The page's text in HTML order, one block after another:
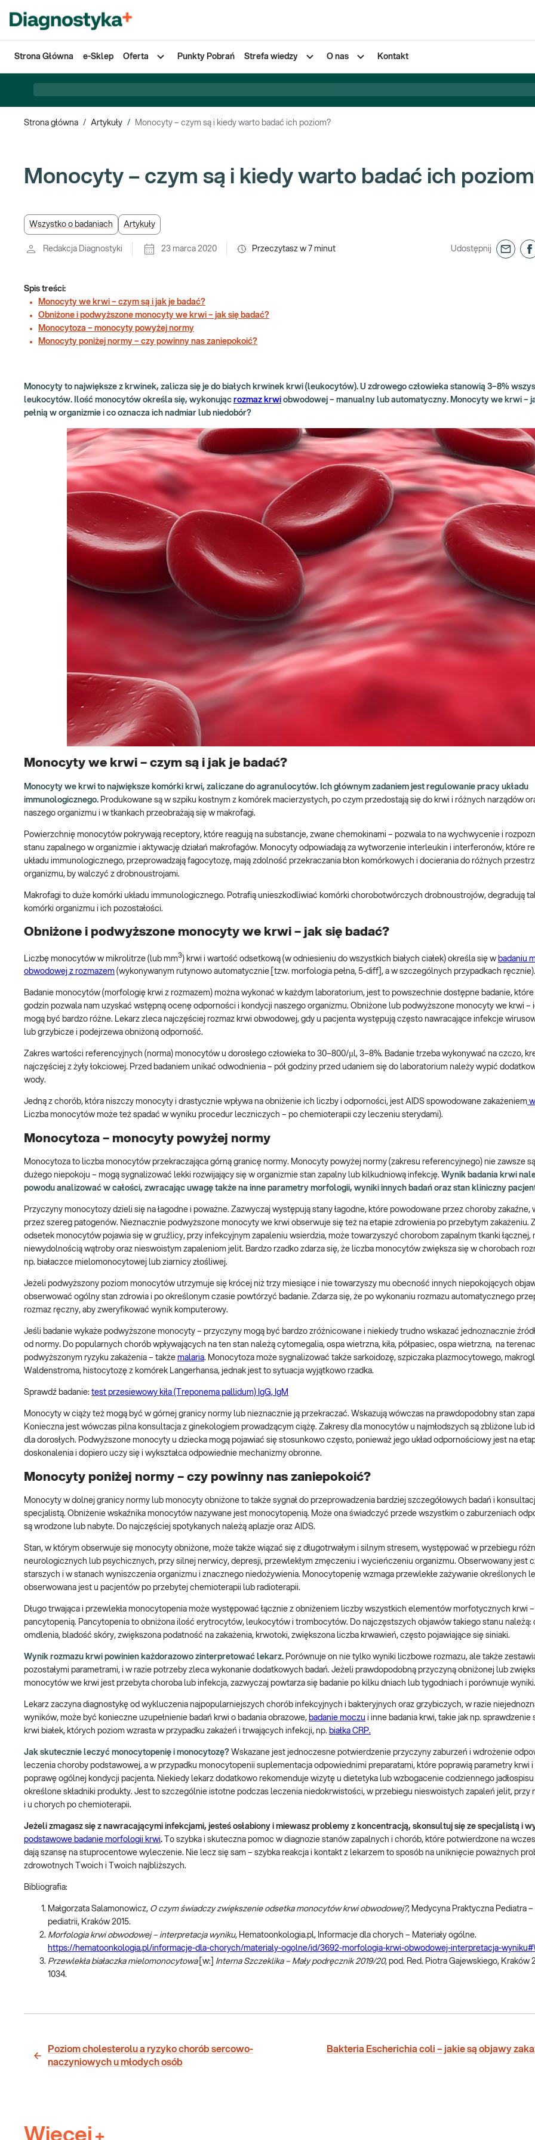
Strona Główna e-Sklep Oferta Punkty Pobrań Strefa wiedzy O nas Kontakt
Strona główna / Artykuły / Monocyty – czym są i kiedy warto badać ich poziom?
Monocyty – czym są i kiedy warto badać ich
Wszystko o badaniach Artykuły
Redakcja Diagnostyki 23 marca 2020 Przeczytasz w 7 minut Udostępnij
Spis treści:
Monocyty we krwi – czym są i jak je badać?
Obniżone i podwyższone monocyty we krwi – jak się badać?
Monocytoza – monocyty powyżej normy
Monocyty poniżej normy – czy powinny nas zaniepokoić?
Monocyty to największe z krwinek, zalicza się je do białych krwinek krwi (leukocytów). U zdrowego człowieka stanowią 3–8%
leukocytów. Ilość monocytów określa się, wykonując rozmaz krwi obwodowej – manualny lub automatyczny. Monocyty we krwi –
pełnią w organizmie i co oznacza ich nadmiar lub niedobór?
Monocyty we krwi – czym są i jak je badać?
Monocyty we krwi to największe komórki krwi, zaliczane do agranulocytów. Ich głównym zadaniem jest regulowanie pracy układu
immunologicznego. Produkowane są w szpiku kostnym z komórek macierzystych, po czym przedostają się do krwi i różnych narządów
naszego organizmu i w tkankach przeobrażają się w makrofagi.
Powierzchnię monocytów pokrywają receptory, które reagują na substancje, zwane chemokinami – pozwala to na wychwycenie i
stanu zapalnego w organizmie i aktywację działań makrofagów. Monocyty odpowiadają za wytworzenie interleukin i interferonów, które
układu immunologicznego, przeprowadzają fagocytozę, mają zdolność przekraczania błon komórkowych i docierania do różnych
organizmu, by walczyć z drobnoustrojami.
Makrofagi to duże komórki układu immunologicznego. Potrafią unieszkodliwiać komórki chorobotwórczych drobnoustrojów, degradują
komórki organizmu i ich pozostałości.
Obniżone i podwyższone monocyty we krwi – jak się badać?
Liczbę monocytów w mikrolitrze (lub mm3) krwi i wartość odsetkową (w odniesieniu do wszystkich białych ciałek) określa się w badaniu
obwodowej z rozmazem (wykonywanym rutynowo automatycznie [tzw. morfologia pełna, 5-diff], a w szczególnych przypadkach ręcznie).
Badanie monocytów (morfologię krwi z rozmazem) można wykonać w każdym laboratorium, jest to powszechnie dostępne badanie,
godzin pozwala nam uzyskać wstępną ocenę odporności i kondycji naszego organizmu. Obniżone lub podwyższone monocyty we krwi –
mogą być bardzo różne. Lekarz zleca najczęściej rozmaz krwi obwodowej, gdy u pacjenta występują często nawracające infekcje
lub grzybicze i podejrzewa obniżoną odporność.
Zakres wartości referencyjnych (norma) monocytów u dorosłego człowieka to 30–800/µl, 3–8%. Badanie trzeba wykonywać na czczo,
najczęściej z żyły łokciowej. Przed badaniem unikać odwodnienia – pół godziny przed udaniem się do laboratorium należy wypić
wody.
Jedną z chorób, która niszczy monocyty i drastycznie wpływa na obniżenie ich liczby i odporności, jest AIDS spowodowane zakażeniem
Liczba monocytów może też spadać w wyniku procedur leczniczych – po chemioterapii czy leczeniu sterydami).
Monocytoza – monocyty powyżej normy
Monocytoza to liczba monocytów przekraczająca górną granicę normy. Monocyty powyżej normy (zakresu referencyjnego) nie zawsze
dużego niepokoju – mogą sygnalizować lekki rozwijający się w organizmie stan zapalny lub kilkudniową infekcję. Wynik badania krwi
powodu analizować w całości, zwracając uwagę także na inne parametry morfologii, wyniki innych badań oraz stan kliniczny
Przyczyny monocytozy dzieli się na łagodne i poważne. Zazwyczaj występują stany łagodne, które powodowane przez choroby zakaźne,
przez szereg patogenów. Nieznacznie podwyższone monocyty we krwi obserwuje się też na etapie zdrowienia po przebytym zakażeniu.
odsetek monocytów pojawia się w gruźlicy, przy infekcyjnym zapaleniu wsierdzia, może towarzyszyć chorobom zapalnym tkanki łącznej,
niewydolnością wątroby oraz nieswoistym zapaleniom jelit. Bardzo rzadko zdarza się, że liczba monocytów zwiększa się w chorobach
np. białaczce mielomonocytowej lub ziarnicy złośliwej.
Jeżeli podwyższony poziom monocytów utrzymuje się krócej niż trzy miesiące i nie towarzyszy mu obecność innych niepokojących
obserwować ogólny stan zdrowia i po określonym czasie powtórzyć badanie. Zdarza się, że po wykonaniu rozmazu automatycznego
rozmaz ręczny, aby zweryfikować wynik komputerowy.
Jeśli badanie wykaże podwyższone monocyty – przyczyny mogą być bardzo zróżnicowane i niekiedy trudno wskazać jednoznacznie
od normy. Do popularnych chorób wpływających na ten stan należą cytomegalia, ospa wietrzna, kiła, półpasiec, ospa wietrzna, na
podwyższonym ryzyku zakażenia – także malaria. Monocytoza może sygnalizować także sarkoidozę, szpiczaka plazmocytowego,
Waldenstroma, histocytozę z komórek Langerhansa, jednak jest to sytuacja wyjątkowo rzadka.
Sprawdź badanie: test przesiewowy kiła (Treponema pallidum) IgG, IgM
Monocyty w ciąży też mogą być w górnej granicy normy lub nieznacznie ją przekraczać. Wskazują wówczas na prawdopodobny stan
Konieczna jest wówczas pilna konsultacja z ginekologiem prowadzącym ciążę. Zakresy dla monocytów u najmłodszych są zbliżone lub
dla dorosłych. Podwyższone monocyty u dziecka mogą pojawiać się stosunkowo często, ponieważ jego układ odpornościowy jest na
doskonalenia i dopiero uczy się i wykształca odpowiednie mechanizmy obronne.
Monocyty poniżej normy – czy powinny nas zaniepokoić?
Monocyty w dolnej granicy normy lub monocyty obniżone to także sygnał do przeprowadzenia bardziej szczegółowych badań i
specjalistą. Obniżenie wskaźnika monocytów nazywane jest monocytopenią. Może ona świadczyć przede wszystkim o zaburzeniach
są wrodzone lub nabyte. Do najczęściej spotykanych należą aplazje oraz AIDS.
Stan, w którym obserwuje się monocyty obniżone, może także wiązać się z długotrwałym i silnym stresem, występować w przebiegu
neurologicznych lub psychicznych, przy silnej nerwicy, depresji, przewlekłym zmęczeniu i wycieńczeniu organizmu. Obserwowany jest
starszych i w stanach wyniszczenia organizmu i znacznego niedożywienia. Monocytopenię wzmaga przewlekłe zażywanie określonych
obserwowana jest u pacjentów po przebytej chemioterapii lub radioterapii.
Długo trwająca i przewlekła monocytopenia może występować łącznie z obniżeniem liczby wszystkich elementów morfotycznych krwi
pancytopenią. Pancytopenia to obniżona ilość erytrocytów, leukocytów i trombocytów. Do najczęstszych objawów takiego stanu należą:
omdlenia, bladość skóry, zwiększona podatność na zakażenia, krwotoki, zwiększona liczba krwawień, często pojawiające się siniaki.
Wynik rozmazu krwi powinien każdorazowo zinterpretować lekarz. Porównuje on nie tylko wyniki liczbowe rozmazu, ale także
pozostałymi parametrami, i w razie potrzeby zleca wykonanie dodatkowych badań. Jeżeli prawdopodobną przyczyną obniżonej lub
monocytów we krwi jest przebyta choroba lub infekcja, zazwyczaj powtarza się badanie po kilku dniach lub tygodniach i porównuje wyniki.
Lekarz zaczyna diagnostykę od wykluczenia najpopularniejszych chorób infekcyjnych i bakteryjnych oraz grzybiczych, w razie
wyników, może być konieczne uzupełnienie badań krwi o badania obrazowe, badanie moczu i inne badania krwi, takie jak np. sprawdzenie
krwi białek, których poziom wzrasta w przypadku zakażeń i trwających infekcji, np. białka CRP.
Jak skutecznie leczyć monocytopenię i monocytozę? Wskazane jest jednoczesne potwierdzenie przyczyny zaburzeń i wdrożenie
leczenia choroby podstawowej, a w przypadku monocytopenii suplementacja odpowiednimi preparatami, które poprawią parametry krwi i
poprawę ogólnej kondycji pacjenta. Niekiedy lekarz dodatkowo rekomenduje wizytę u dietetyka lub wzbogacenie codziennego
określone składniki produkty. Jest to szczególnie istotne podczas leczenia niedokrwistości, w przebiegu nieswoistych zapaleń jelit, przy
i u chorych po chemioterapii.
Jeżeli zmagasz się z nawracającymi infekcjami, jesteś osłabiony i miewasz problemy z koncentracją, skonsultuj się ze specjalistą i
podstawowe badanie morfologii krwi. To szybka i skuteczna pomoc w diagnozie stanów zapalnych i chorób, które potwierdzone na
dają szansę na stuprocentowe wyleczenie. Nie lecz się sam – szybka reakcja i kontakt z lekarzem to sposób na uniknięcie poważnych
zdrowotnych Twoich i Twoich najbliższych.
Bibliografia:
Małgorzata Salamonowicz, O czym świadczy zwiększenie odsetka monocytów krwi obwodowej?, Medycyna Praktyczna Pediatra
pediatrii, Kraków 2015.
Morfologia krwi obwodowej – interpretacja wyniku, Hematoonkologia.pl, Informacje dla chorych – Materiały ogólne.
https://hematoonkologia.pl/informacje-dla-chorych/materialy-ogolne/id/3692-morfologia-krwi-obwodowej-interpretacja-
Przewlekła białaczka mielomonocytowa[w:] Interna Szczeklika – Mały podręcznik 2019/20, pod. Red. Piotra Gajewskiego, Kraków
1034.
Poziom cholesterolu a ryzyko chorób sercowo-
naczyniowych u młodych osób
Bakteria Escherichia coli – jakie są objawy
Więcej